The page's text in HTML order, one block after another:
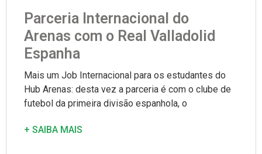
Parceria Internacional do
Arenas com o Real Valladolid
Espanha
Mais um Job Internacional para os estudantes do
Hub Arenas: desta vez a parceria é com o clube de
futebol da primeira divisão espanhola, o
+ SAIBA MAIS